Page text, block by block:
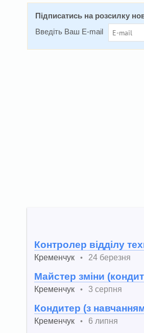
Підписатись на розсилку
Введіть Ваш E-mail
Контролер відділу
Кременчук
• 24 березня
Майстер зміни
Кременчук
• 3 серпня
Кондитер (з
Кременчук
• 6 липня